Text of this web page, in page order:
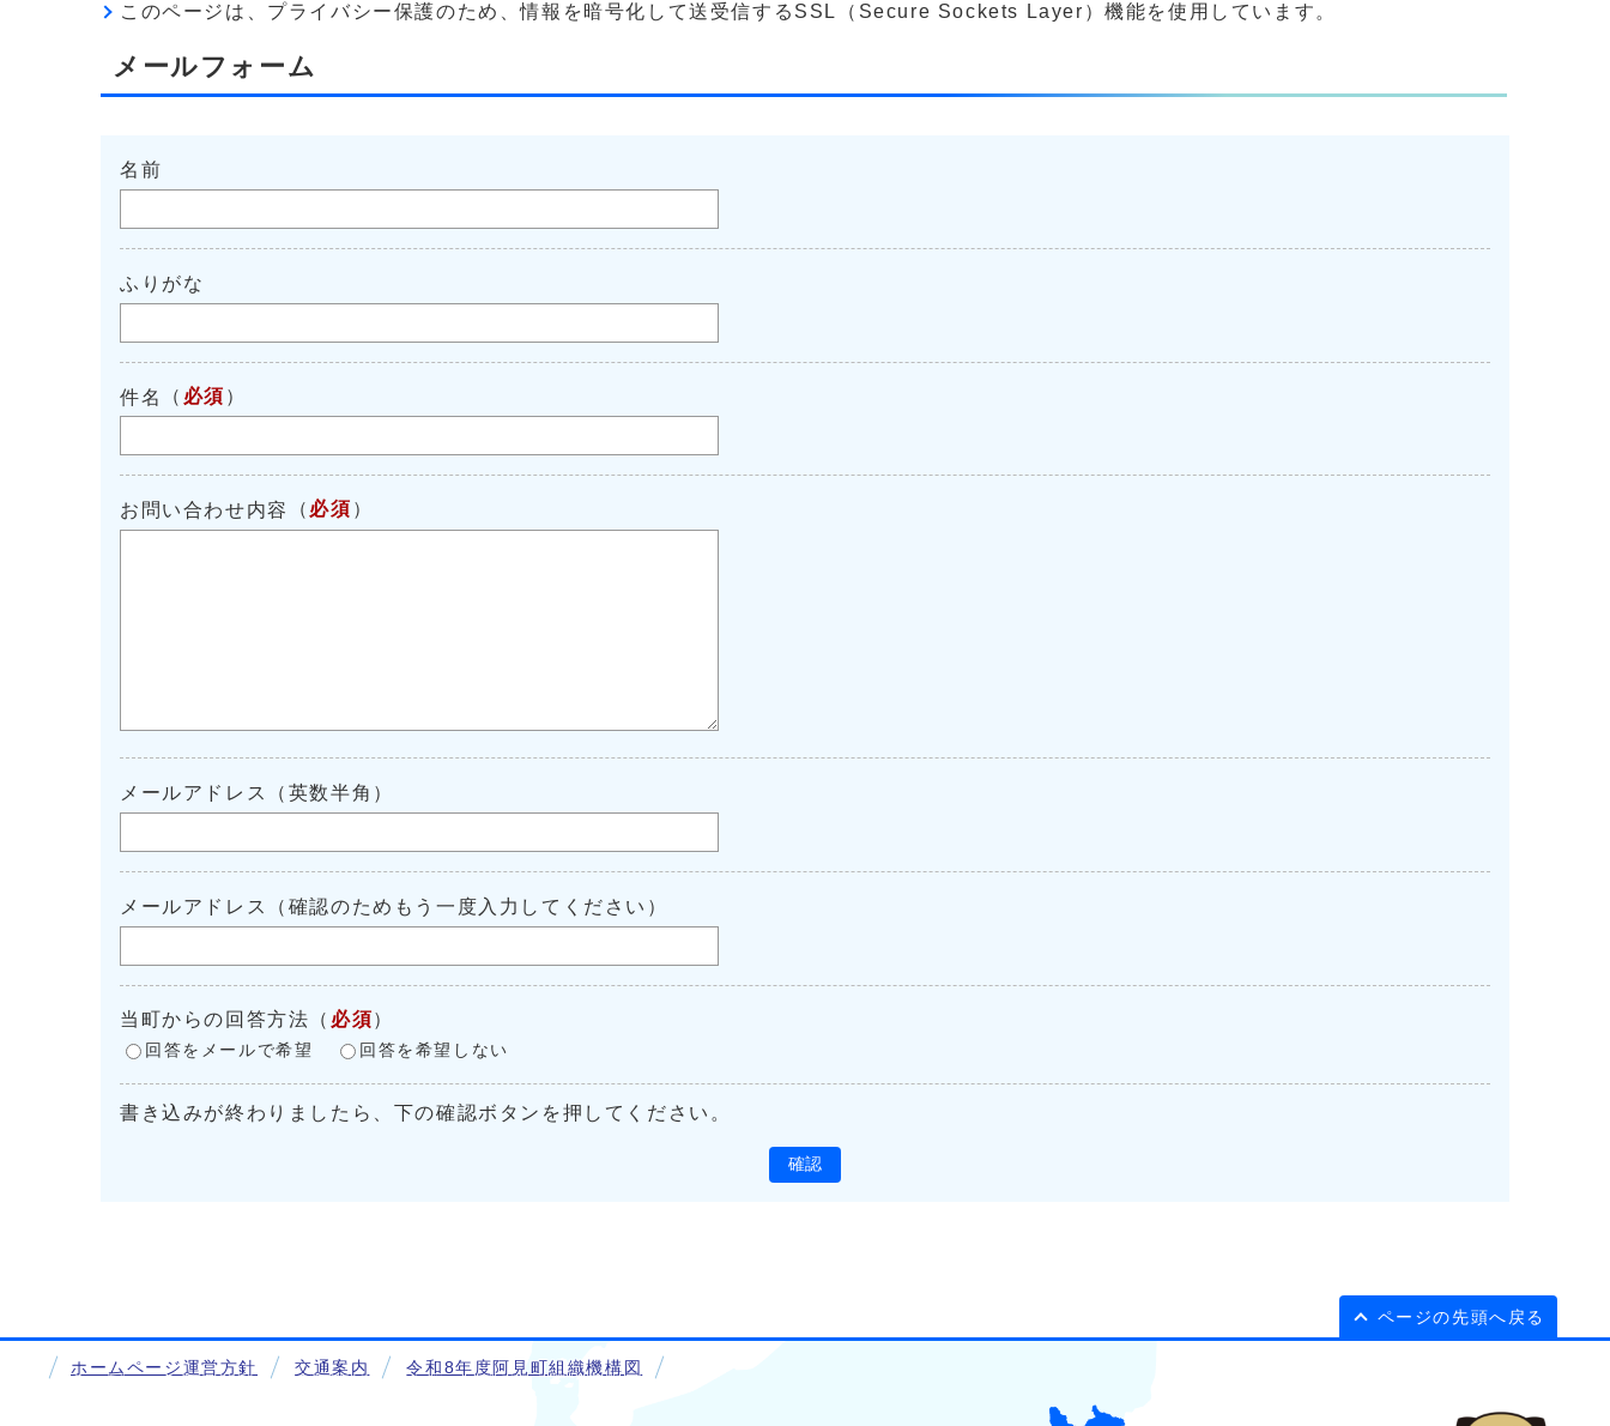
このページは、プライバシー保護のため、情報を暗号化して送受信するSSL（Secure Sockets Layer）機能を使用しています。
メールフォーム
名前
ふりがな
件名 （ 必須 ）
お問い合わせ内容 （ 必須 ）
メールアドレス（英数半角）
メールアドレス（確認のためもう一度入力してください）
当町からの回答方法 （ 必須）
回答をメールで希望 回答を希望しない
書き込みが終わりましたら、下の確認ボタンを押してください。
確認
ページの先頭へ戻る
ホームページ運営方針 交通案内 令和8年度阿見町組織機構図